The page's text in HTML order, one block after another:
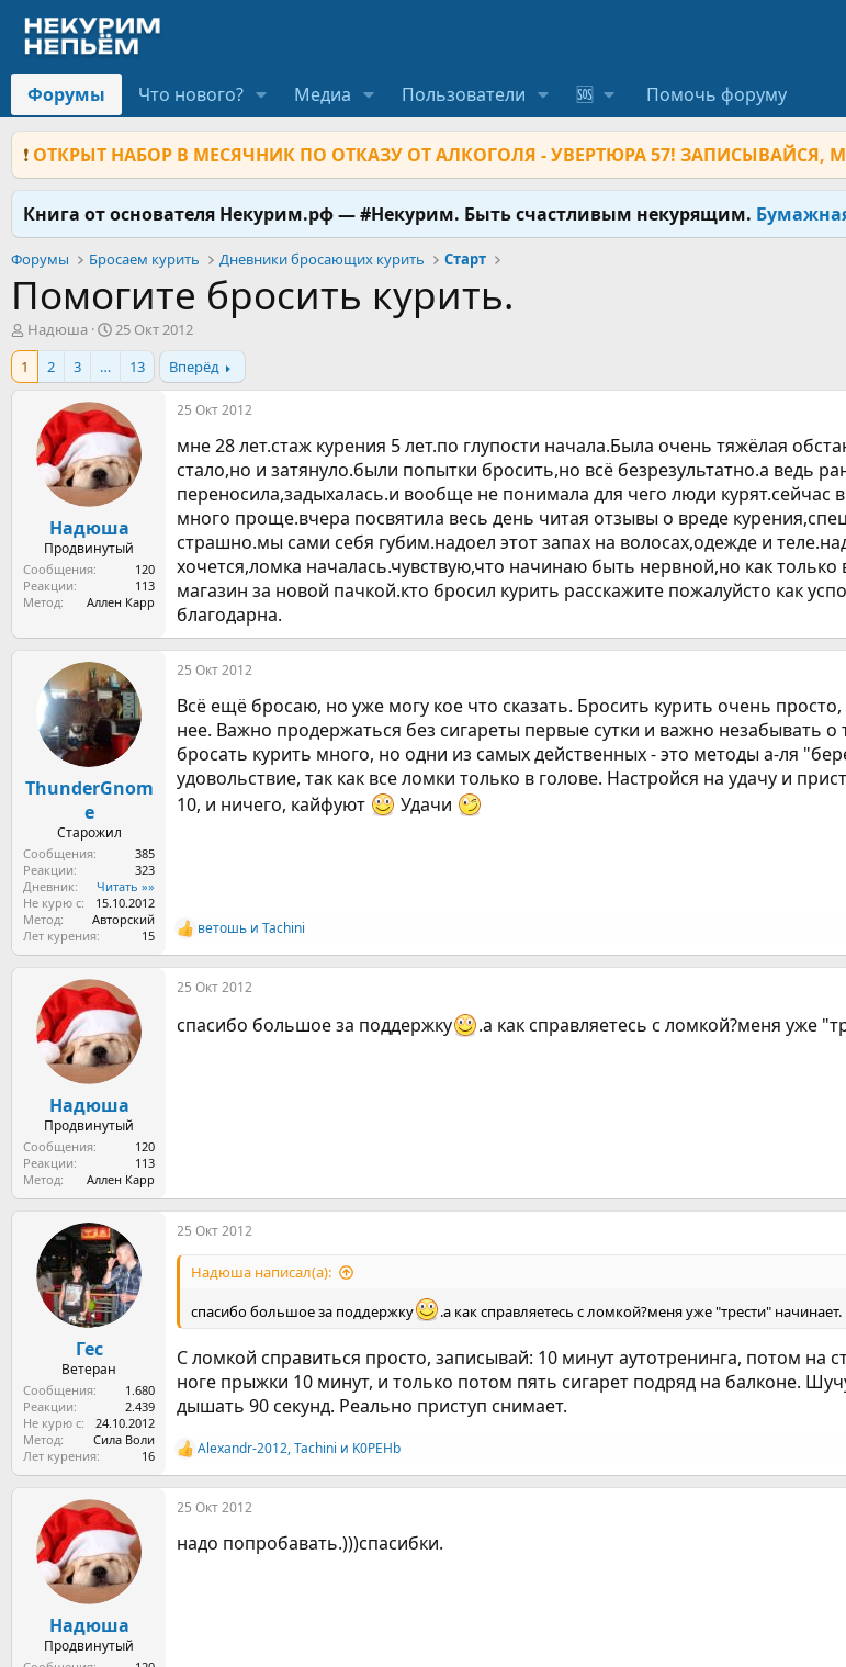
Форумы Что нового? Медиа Пользователи 🆘 Помочь форуму
❗ ОТКРЫТ НАБОР В МЕСЯЧНИК ПО ОТКАЗУ ОТ АЛКОГОЛЯ - УВЕРТЮРА 57! ЗАПИСЫВАЙСЯ,
Книга от основателя Некурим.рф — #Некурим. Быть счастливым некурящим.
Форумы Бросаем курить Дневники бросающих курить Старт
Помогите бросить курить.
А
в
о
м
Надюша
Д
а
а
н
а
ч
а
л
а
25 Окт 2012
1
2 3 … 13 Вперёд
Надюша
Продвинутый
Сообщения
120
Реакции
113
Метод
Аллен Карр
25 Окт 2012
мне 28 лет.стаж курения 5 лет.по глупости начала.Была очень тяжёлая
стало,но и затянуло.были попытки бросить,но всё безрезультатно.а ведь
переносила,задыхалась.и вообще не понимала для чего люди курят.сейчас
много проще.вчера посвятила весь день читая отзывы о вреде
страшно.мы сами себя губим.надоел этот запах на волосах,одежде и
хочется,ломка началась.чувствую,что начинаю быть нервной,но как
магазин за новой пачкой.кто бросил курить расскажите пожалуйсто как
благодарна.
ThunderGnom
e
Старожил
Сообщения
385
Реакции
323
Дневник
Читать »»
Не курю с
15.10.2012
Метод
Авторский
Лет курения
15
25 Окт 2012
Всё ещё бросаю, но уже могу кое что сказать. Бросить курить очень
нее. Важно продержаться без сигареты первые сутки и важно незабывать
бросать курить много, но одни из самых действенных - это методы а-ля
удовольствие, так как все ломки только в голове. Настройся на удачу и
10, и ничего, кайфуют
Удачи
Р
е
а
к
и
ветошь и Tachini
Надюша
Продвинутый
Сообщения
120
Реакции
113
Метод
Аллен Карр
25 Окт 2012
спасибо большое за поддержку .а как справляетесь с ломкой?меня уже
Гес
Ветеран
Сообщения
1.680
Реакции
2.439
Не курю с
24.10.2012
Метод
Сила Воли
Лет курения
16
25 Окт 2012
Надюша написал(а):
спасибо большое за поддержку
.а как справляетесь с ломкой?меня уже "трести" начинает.
С ломкой справиться просто, записывай: 10 минут аутотренинга, потом
ноге прыжки 10 минут, и только потом пять сигарет подряд на балконе.
дышать 90 секунд. Реально приступ снимает.
Р
е
а
к
и
Alexandr-2012,Tachini и K0PEHb
Надюша
Продвинутый
25 Окт 2012
надо попробавать.)))спасибки.